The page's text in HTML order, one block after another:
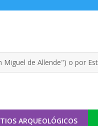
ARQUEOLÓGICOS